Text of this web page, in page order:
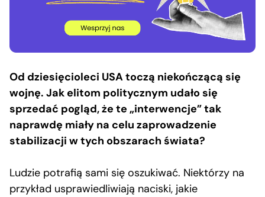
Od dziesięcioleci USA toczą niekończącą się
wojnę. Jak elitom politycznym udało się
sprzedać pogląd, że te „interwencje” tak
naprawdę miały na celu zaprowadzenie
stabilizacji w tych obszarach świata?
Ludzie potrafią sami się oszukiwać. Niektórzy na
przykład usprawiedliwiają naciski, jakie